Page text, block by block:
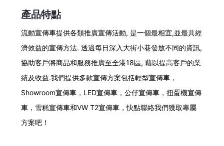
產品特點
流動宣傳車提供各類推廣宣傳活動, 是一個最相宜,並最具經
濟效益的宣傳方法. 透過每日深入大街小巷發放不同的資訊,
協助客戶將商品和服務推廣至全港18區, 藉以提高客戶的業
績及收益.我們提供多款宣傳方案包括輕型宣傳車，
Showroom宣傳車，LED宣傳車，公仔宣傳車，扭蛋機宣傳
車，雪糕宣傳車和VW T2宣傳車，快點聯絡我們獲取專屬
方案吧！